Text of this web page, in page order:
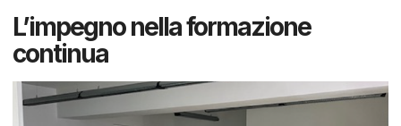
L’impegno nella formazione
continua